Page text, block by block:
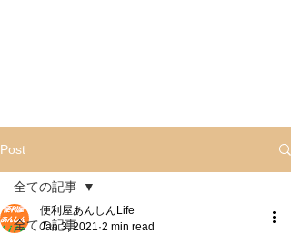
Post
全ての記事
全ての記事
便利屋あんしんLife
Jan 3, 2021 2 min read